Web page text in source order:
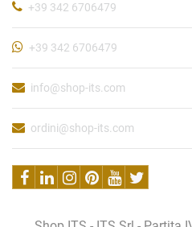
+39 342 6706479
+39 342 6706479
info@shop-its.com
ordini@shop-its.com